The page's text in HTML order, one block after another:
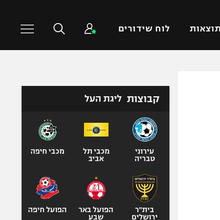
תוצאות לוח שידורים
טניס
כדורעף
ספורט אולימפי
קבוצות ליגת העל
עירוני
טבריה
מכבי תל
אביב
מכבי חיפה
בית"ר
ירושלים
הפועל באר
שבע
הפועל חיפה